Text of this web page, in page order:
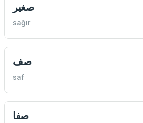
صغير
sağır
صف
saf
صفا